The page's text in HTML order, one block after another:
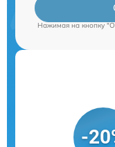
Нажимая на кнопку
-